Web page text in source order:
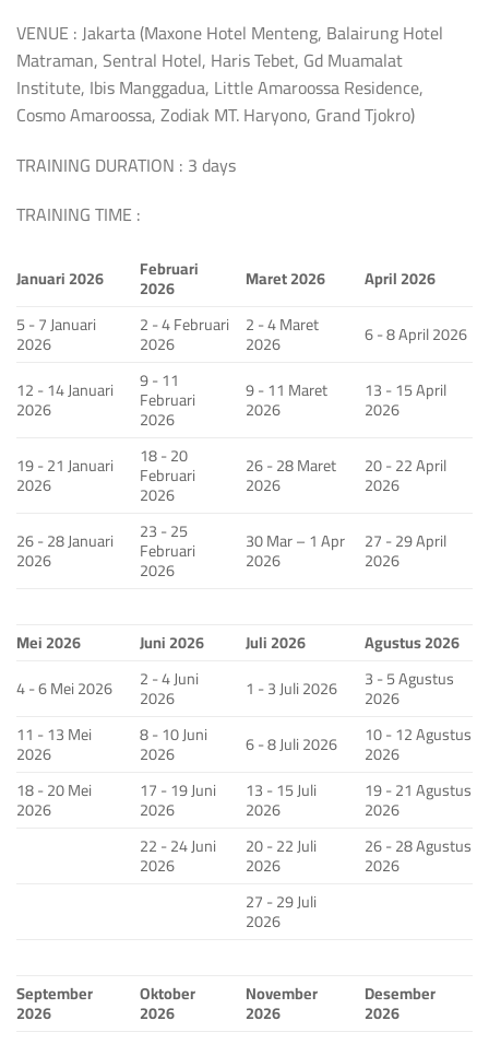
VENUE : Jakarta (Maxone Hotel Menteng, Balairung Hotel
Matraman, Sentral Hotel, Haris Tebet, Gd Muamalat
Institute, Ibis Manggadua, Little Amaroossa Residence,
Cosmo Amaroossa, Zodiak MT. Haryono, Grand Tjokro)
TRAINING DURATION : 3 days
TRAINING TIME :
Januari 2026 Februari
2026 Maret 2026
April 2026
5 - 7 Januari
2026
2 - 4 Februari
2026
2 - 4 Maret
2026
6 - 8 April 2026
12 - 14 Januari
2026
9 - 11
Februari
2026
9 - 11 Maret
2026
13 - 15 April
2026
19 - 21 Januari
2026
18 - 20
Februari
2026
26 - 28 Maret
2026
20 - 22 April
2026
26 - 28 Januari
2026
23 - 25
Februari
2026
30 Mar – 1 Apr
2026
27 - 29 April
2026
Mei 2026 Juni 2026 Juli 2026
Agustus 2026
4 - 6 Mei 2026
2 - 4 Juni
2026 1 - 3 Juli 2026 3 - 5 Agustus
2026
11 - 13 Mei
2026
8 - 10 Juni
2026 6 - 8 Juli 2026 10 - 12 Agustus
2026
18 - 20 Mei
2026
17 - 19 Juni
2026
13 - 15 Juli
2026
19 - 21 Agustus
2026
22 - 24 Juni
2026
20 - 22 Juli
2026
26 - 28 Agustus
2026
27 - 29 Juli
2026
September
2026
Oktober
2026
November
2026
Desember
2026